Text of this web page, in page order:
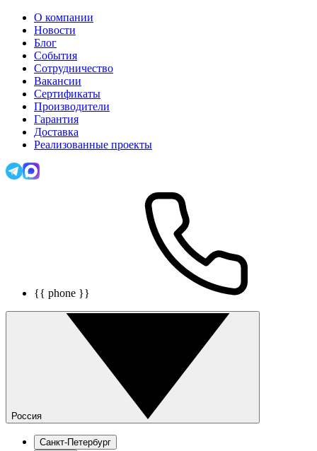
О компании
Новости
Блог
События
Сотрудничество
Вакансии
Сертификаты
Производители
Гарантия
Доставка
Реализованные проекты
{{ phone }}
Россия
Санкт-Петербург